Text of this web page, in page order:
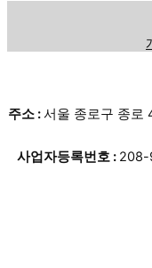
주소 :서울 종로구 종로
사업자등록번호 : 208-